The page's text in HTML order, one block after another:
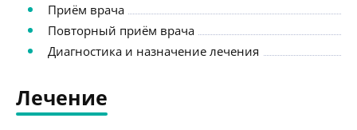
Приём врача
Повторный приём врача
Диагностика и назначение лечения
Лечение